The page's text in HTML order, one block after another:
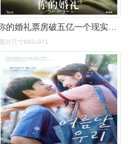
图片尺寸692x971